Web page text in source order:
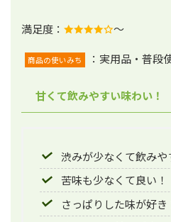
満足度： ～
商品の使いみち ：実用品・普段
甘くて飲みやすい味わい！
渋みが少なくて飲みや
苦味も少なくて良い！
さっぱりした味が好き